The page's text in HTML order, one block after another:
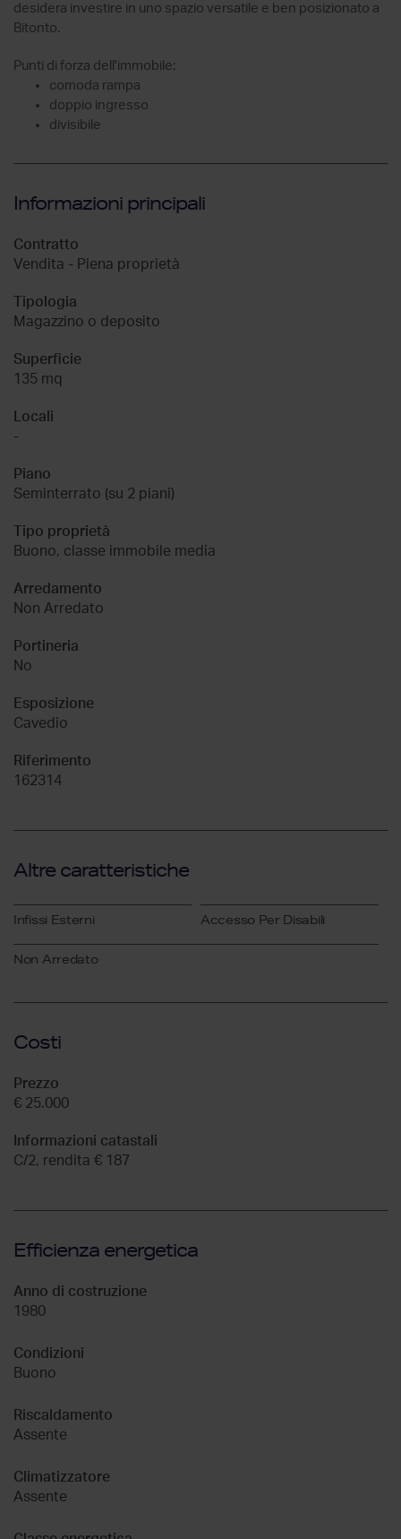
desidera investire in uno spazio versatile e ben posizionato a
Bitonto.
Punti di forza dell'immobile:
comoda rampa
doppio ingresso
divisibile
Informazioni principali
Contratto
Vendita - Piena proprietà
Tipologia
Magazzino o deposito
Superficie
135 mq
Locali
-
Piano
Seminterrato (su 2 piani)
Tipo proprietà
Buono, classe immobile media
Arredamento
Non Arredato
Portineria
No
Esposizione
Cavedio
Riferimento
162314
Altre caratteristiche
Infissi Esterni Accesso Per Disabili
Non Arredato
Costi
Prezzo
€ 25.000
Informazioni catastali
C/2, rendita € 187
Efficienza energetica
Anno di costruzione
1980
Condizioni
Buono
Riscaldamento
Assente
Climatizzatore
Assente